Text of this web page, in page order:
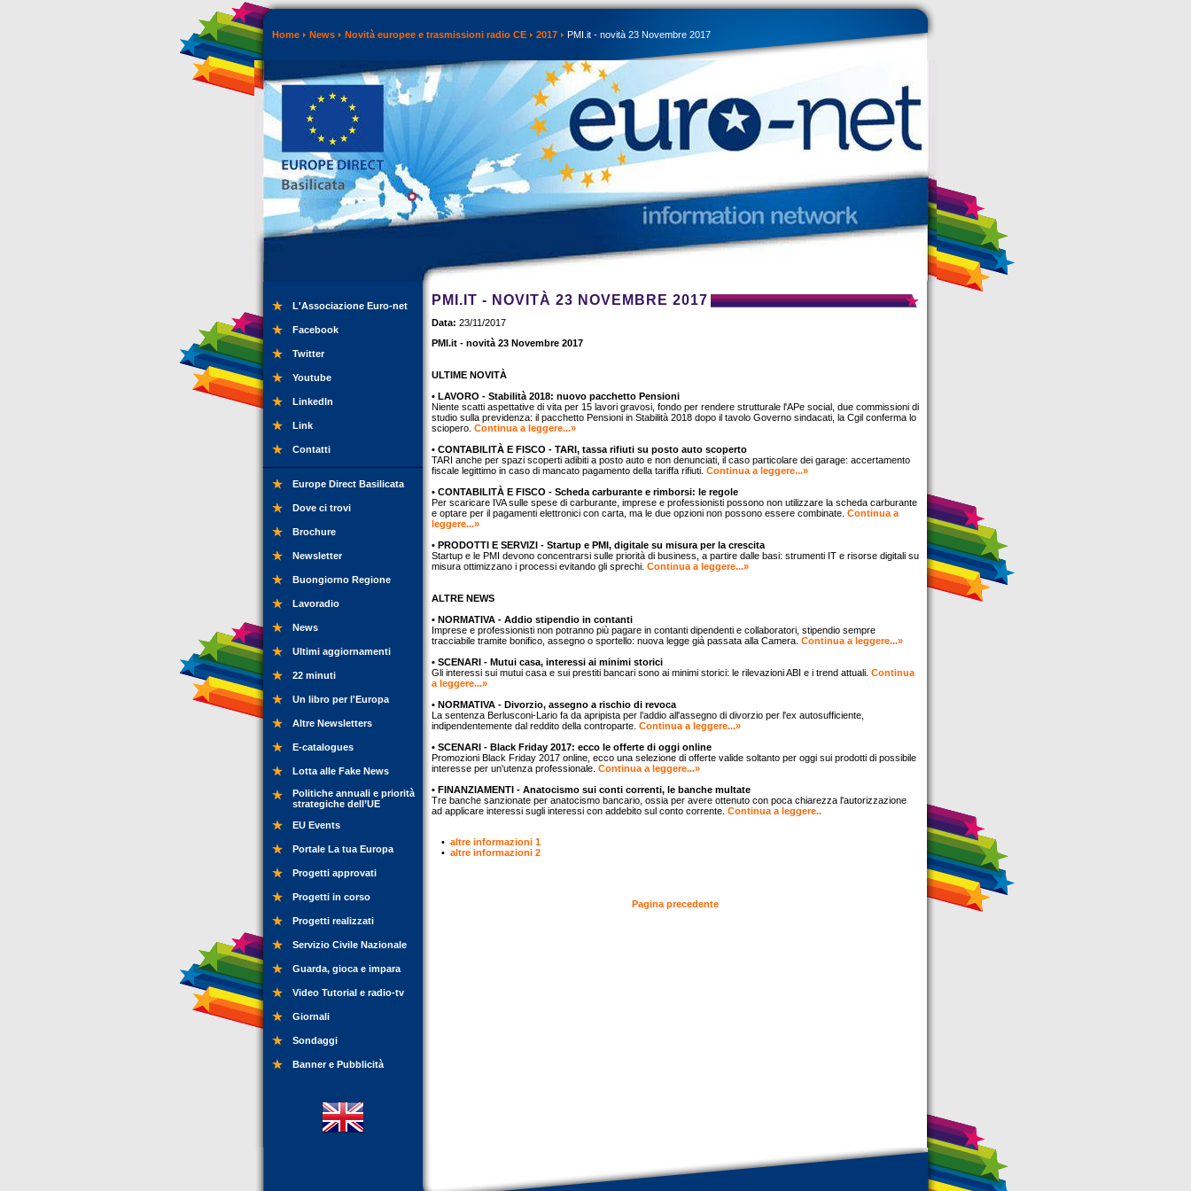
Home News Novità europee e trasmissioni radio CE 2017 PMI.it - novità 23 Novembre 2017
L'Associazione Euro-net
Facebook
Twitter
Youtube
LinkedIn
Link
Contatti
Europe Direct Basilicata
Dove ci trovi
Brochure
Newsletter
Buongiorno Regione
Lavoradio
News
Ultimi aggiornamenti
22 minuti
Un libro per l'Europa
Altre Newsletters
E-catalogues
Lotta alle Fake News
Politiche annuali e priorità
strategiche dell’UE
EU Events
Portale La tua Europa
Progetti approvati
Progetti in corso
Progetti realizzati
Servizio Civile Nazionale
Guarda, gioca e impara
Video Tutorial e radio-tv
Giornali
Sondaggi
Banner e Pubblicità
PMI.IT - NOVITÀ 23 NOVEMBRE 2017
Data: 23/11/2017
PMI.it - novità 23 Novembre 2017
ULTIME NOVITÀ
• LAVORO - Stabilità 2018: nuovo pacchetto Pensioni
Niente scatti aspettative di vita per 15 lavori gravosi, fondo per rendere strutturale l'APe social, due commissioni di
studio sulla previdenza: il pacchetto Pensioni in Stabilità 2018 dopo il tavolo Governo sindacati, la Cgil conferma lo
sciopero. Continua a leggere...»
• CONTABILITÀ E FISCO - TARI, tassa rifiuti su posto auto scoperto
TARI anche per spazi scoperti adibiti a posto auto e non denunciati, il caso particolare dei garage: accertamento
fiscale legittimo in caso di mancato pagamento della tariffa rifiuti. Continua a leggere...»
• CONTABILITÀ E FISCO - Scheda carburante e rimborsi: le regole
Per scaricare IVA sulle spese di carburante, imprese e professionisti possono non utilizzare la scheda carburante
e optare per il pagamenti elettronici con carta, ma le due opzioni non possono essere combinate. Continua a
leggere...»
• PRODOTTI E SERVIZI - Startup e PMI, digitale su misura per la crescita
Startup e le PMI devono concentrarsi sulle priorità di business, a partire dalle basi: strumenti IT e risorse digitali su
misura ottimizzano i processi evitando gli sprechi. Continua a leggere...»
ALTRE NEWS
• NORMATIVA - Addio stipendio in contanti
Imprese e professionisti non potranno più pagare in contanti dipendenti e collaboratori, stipendio sempre
tracciabile tramite bonifico, assegno o sportello: nuova legge già passata alla Camera. Continua a leggere...»
• SCENARI - Mutui casa, interessi ai minimi storici
Gli interessi sui mutui casa e sui prestiti bancari sono ai minimi storici: le rilevazioni ABI e i trend attuali. Continua
a leggere...»
• NORMATIVA - Divorzio, assegno a rischio di revoca
La sentenza Berlusconi-Lario fa da apripista per l’addio all'assegno di divorzio per l'ex autosufficiente,
indipendentemente dal reddito della controparte. Continua a leggere...»
• SCENARI - Black Friday 2017: ecco le offerte di oggi online
Promozioni Black Friday 2017 online, ecco una selezione di offerte valide soltanto per oggi sui prodotti di possibile
interesse per un'utenza professionale. Continua a leggere...»
• FINANZIAMENTI - Anatocismo sui conti correnti, le banche multate
Tre banche sanzionate per anatocismo bancario, ossia per avere ottenuto con poca chiarezza l'autorizzazione
ad applicare interessi sugli interessi con addebito sul conto corrente. Continua a leggere..
• altre informazioni 1
• altre informazioni 2
Pagina precedente